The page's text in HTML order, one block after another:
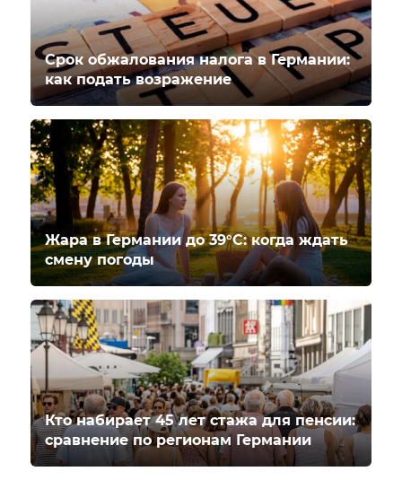
Срок обжалования налога в Германии:
как подать возражение
Жара в Германии до 39°C: когда ждать
смену погоды
Кто набирает 45 лет стажа для пенсии:
сравнение по регионам Германии